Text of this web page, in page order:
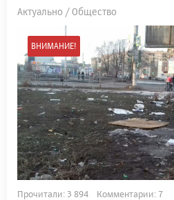
Актуально / Общество
ВНИМАНИЕ!
Прочитали: 3 894 Комментарии: 7